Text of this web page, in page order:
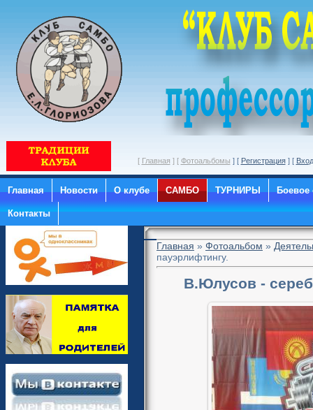
[ Главная ] [ Фотоальбомы ] [ Регистрация] [ Вход
Главная Новости О клубе САМБО ТУРНИРЫ Боевое
Контакты
Главная » Фотоальбом »
пауэрлифтингу.
В.Юлусов -